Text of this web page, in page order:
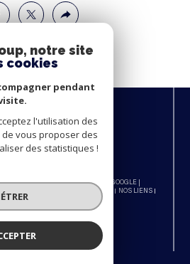
NOUS
| TRADUCTION POWERED BY GOOGLE |
ADMIN
NOS LIENS
RGPD
notre site
cookies
pendant
l'utilisation des
vous proposer des
des statistiques !